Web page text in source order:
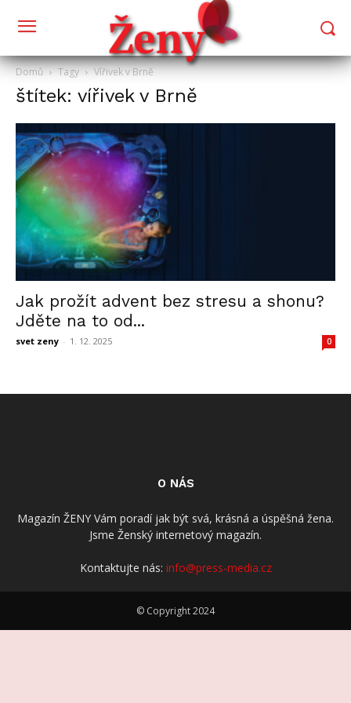
Domů Tagy Vířivek v Brně
štítek: vířivek v Brně
Jak prožít advent bez stresu a shonu?
Jděte na to od...
svet zeny - 1. 12. 2025 0
O NÁS
Magazín ŽENY Vám poradí jak být svá, krásná a úspěšná žena.
Jsme Ženský internetový magazín.
Kontaktujte nás: info@press-media.cz
© Copyright 2024